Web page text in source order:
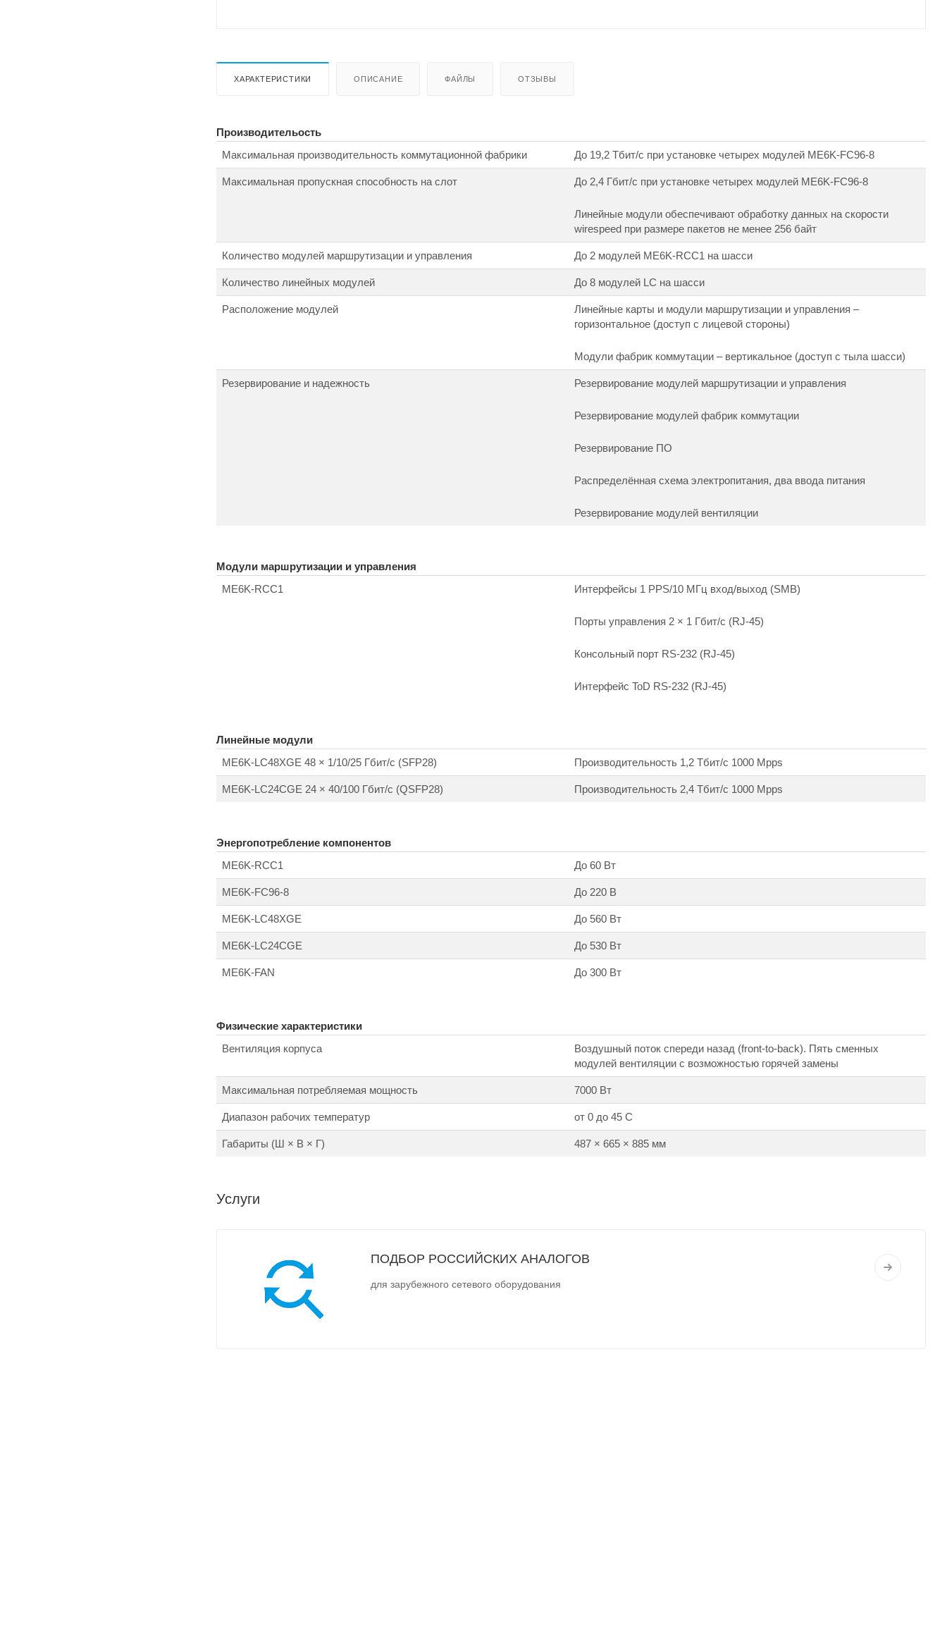
ХАРАКТЕРИСТИКИ ОПИСАНИЕ ФАЙЛЫ ОТЗЫВЫ
Производительость
Максимальная производительность коммутационной фабрики
До 19,2 Тбит/с при установке четырех модулей ME6K-FC96-8
Максимальная пропускная способность на слот До 2,4 Гбит/с при установке четырех модулей ME6K-FC96-8
Линейные модули обеспечивают обработку данных на скорости
wirespeed при размере пакетов не менее 256 байт
Количество модулей маршрутизации и управления До 2 модулей ME6K-RCC1 на шасси
Количество линейных модулей До 8 модулей LC на шасси
Расположение модулей
Линейные карты и модули маршрутизации и управления –
горизонтальное (доступ с лицевой стороны)
Модули фабрик коммутации – вертикальное (доступ с тыла шасси)
Резервирование и надежность Резервирование модулей маршрутизации и управления
Резервирование модулей фабрик коммутации
Резервирование ПО
Распределённая схема электропитания, два ввода питания
Резервирование модулей вентиляции
Модули маршрутизации и управления
ME6K-RCC1
Интерфейсы 1 PPS/10 МГц вход/выход (SMB)
Порты управления 2 × 1 Гбит/с (RJ-45)
Консольный порт RS-232 (RJ-45)
Интерфейс ToD RS-232 (RJ-45)
Линейные модули
ME6K-LC48XGE 48 × 1/10/25 Гбит/с (SFP28)
Производительность 1,2 Тбит/с 1000 Mpps
ME6K-LC24CGE 24 × 40/100 Гбит/с (QSFP28) Производительность 2,4 Тбит/с 1000 Mpps
Энергопотребление компонентов
ME6K-RCC1
До 60 Вт
ME6K-FC96-8 До 220 В
ME6K-LC48XGE До 560 Вт
ME6K-LC24CGE До 530 Вт
ME6K-FAN До 300 Вт
Физические характеристики
Вентиляция корпуса
Воздушный поток спереди назад (front-to-back). Пять сменных
модулей вентиляции с возможностью горячей замены
Максимальная потребляемая мощность 7000 Вт
Диапазон рабочих температур от 0 до 45 С
Габариты (Ш × В × Г) 487 × 665 × 885 мм
Услуги
ПОДБОР РОССИЙСКИХ АНАЛОГОВ
для зарубежного сетевого оборудования